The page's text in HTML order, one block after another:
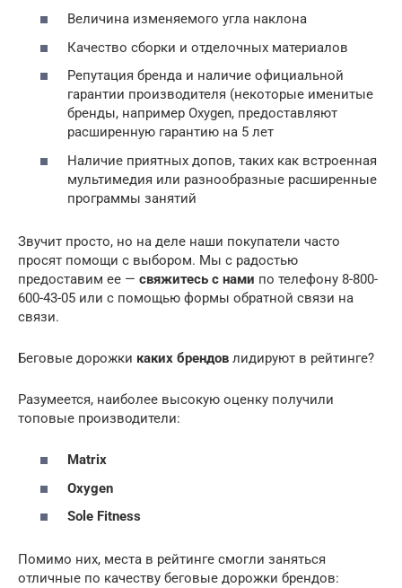
Величина изменяемого угла наклона
Качество сборки и отделочных материалов
Репутация бренда и наличие официальной
гарантии производителя (некоторые именитые
бренды, например Oxygen, предоставляют
расширенную гарантию на 5 лет
Наличие приятных допов, таких как встроенная
мультимедия или разнообразные расширенные
программы занятий
Звучит просто, но на деле наши покупатели часто
просят помощи с выбором. Мы с радостью
предоставим ее — свяжитесь с нами по телефону 8-800-
600-43-05 или с помощью формы обратной связи на
связи.
Беговые дорожки каких брендов лидируют в рейтинге?
Разумеется, наиболее высокую оценку получили
топовые производители:
Matrix
Oxygen
Sole Fitness
Помимо них, места в рейтинге смогли заняться
отличные по качеству беговые дорожки брендов: